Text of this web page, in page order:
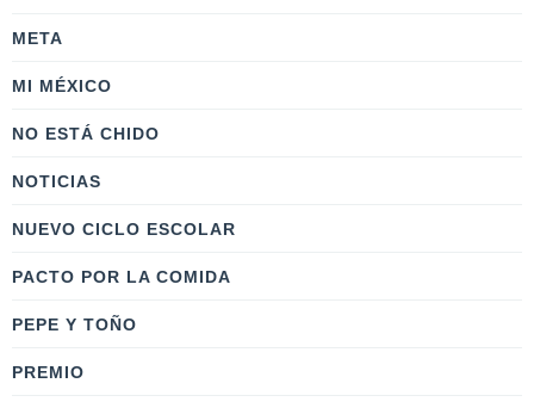
META
MI MÉXICO
NO ESTÁ CHIDO
NOTICIAS
NUEVO CICLO ESCOLAR
PACTO POR LA COMIDA
PEPE Y TOÑO
PREMIO